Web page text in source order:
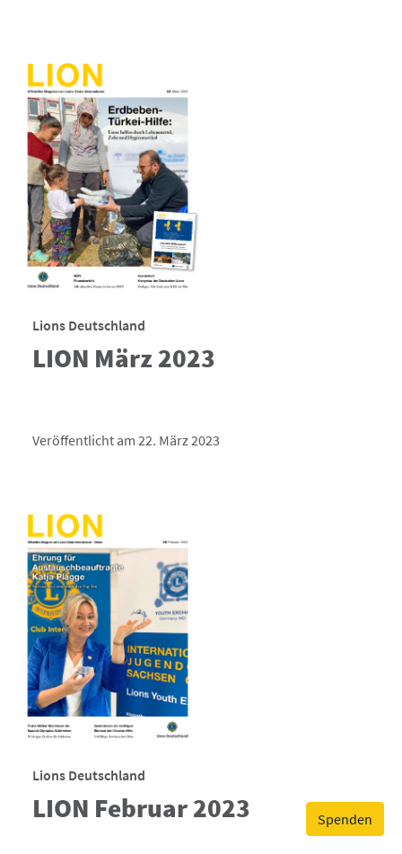
Spenden
Lions Deutschland
LION März 2023
Veröffentlicht am 22. März 2023
Lions Deutschland
LION Februar 2023